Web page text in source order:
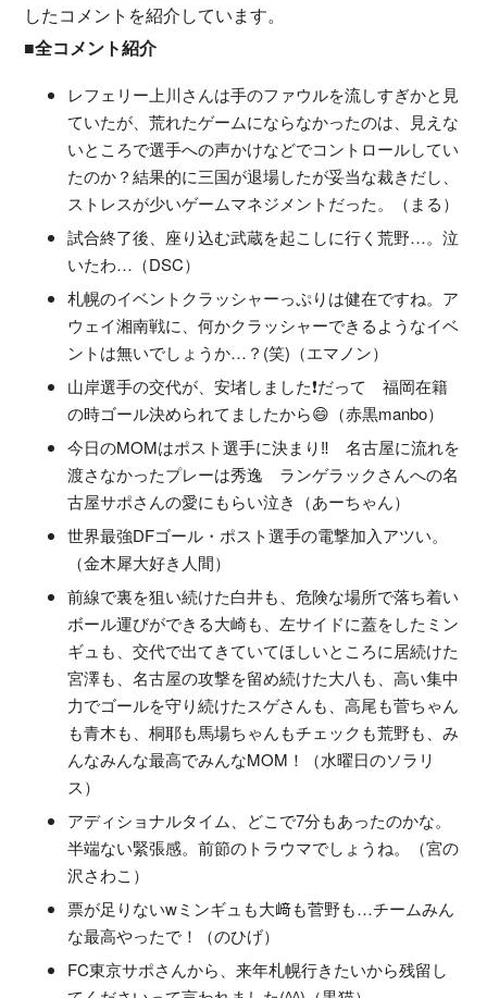
したコメントを紹介しています。
■全コメント紹介
レフェリー上川さんは手のファウルを流しすぎかと見
ていたが、荒れたゲームにならなかったのは、見えな
いところで選手への声かけなどでコントロールしてい
たのか？結果的に三国が退場したが妥当な裁きだし、
ストレスが少いゲームマネジメントだった。（まる）
試合終了後、座り込む武蔵を起こしに行く荒野…。泣
いたわ…（DSC）
札幌のイベントクラッシャーっぷりは健在ですね。ア
ウェイ湘南戦に、何かクラッシャーできるようなイベ
ントは無いでしょうか…？(笑)（エマノン）
山岸選手の交代が、安堵しました❗️だって 福岡在籍
の時ゴール決められてましたから😄（赤黒manbo）
今日のMOMはポスト選手に決まり‼️ 名古屋に流れを
渡さなかったプレーは秀逸 ランゲラックさんへの名
古屋サポさんの愛にもらい泣き（あーちゃん）
世界最強DFゴール・ポスト選手の電撃加入アツい。
（金木犀大好き人間）
前線で裏を狙い続けた白井も、危険な場所で落ち着い
ボール運びができる大崎も、左サイドに蓋をしたミン
ギュも、交代で出てきていてほしいところに居続けた
宮澤も、名古屋の攻撃を留め続けた大八も、高い集中
力でゴールを守り続けたスゲさんも、高尾も菅ちゃん
も青木も、桐耶も馬場ちゃんもチェックも荒野も、み
んなみんな最高でみんなMOM！（水曜日のソラリ
ス）
アディショナルタイム、どこで7分もあったのかな。
半端ない緊張感。前節のトラウマでしょうね。（宮の
沢さわこ）
票が足りないwミンギュも大﨑も菅野も…チームみん
な最高やったで！（のひげ）
FC東京サポさんから、来年札幌行きたいから残留し